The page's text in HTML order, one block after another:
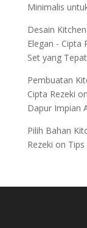
Minimalis
Desain
Elegan - Cipta
Set yang Tepat
Pembuatan
Cipta Rezeki on
Dapur Impian
Pilih Bahan
Rezeki on